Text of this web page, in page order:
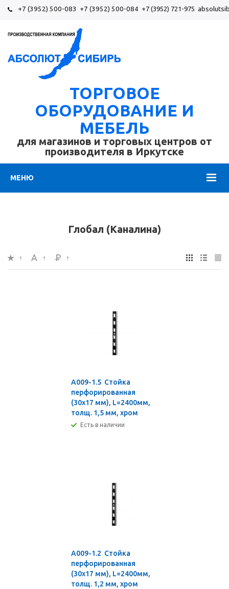
+7 (3952) 500-083 +7 (3952) 500-084 +7 (3952) 721-975
МЕНЮ
ТОРГОВОЕ
ОБОРУДОВАНИЕ И
МЕБЕЛЬ
для магазинов и торговых центров от
производителя в Иркутске
Глобал (Каналина)
A009-1.5 Стойка
перфорированная
(30х17 мм), L=2400мм,
толщ. 1,5 мм, хром
Есть в наличии
A009-1.2 Стойка
перфорированная
(30х17 мм), L=2400мм,
толщ. 1,2 мм, хром